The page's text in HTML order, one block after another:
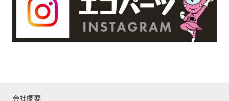
会社概要